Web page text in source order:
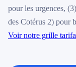
pour les urgences,
des Cotérus 2) pour
Voir notre grille